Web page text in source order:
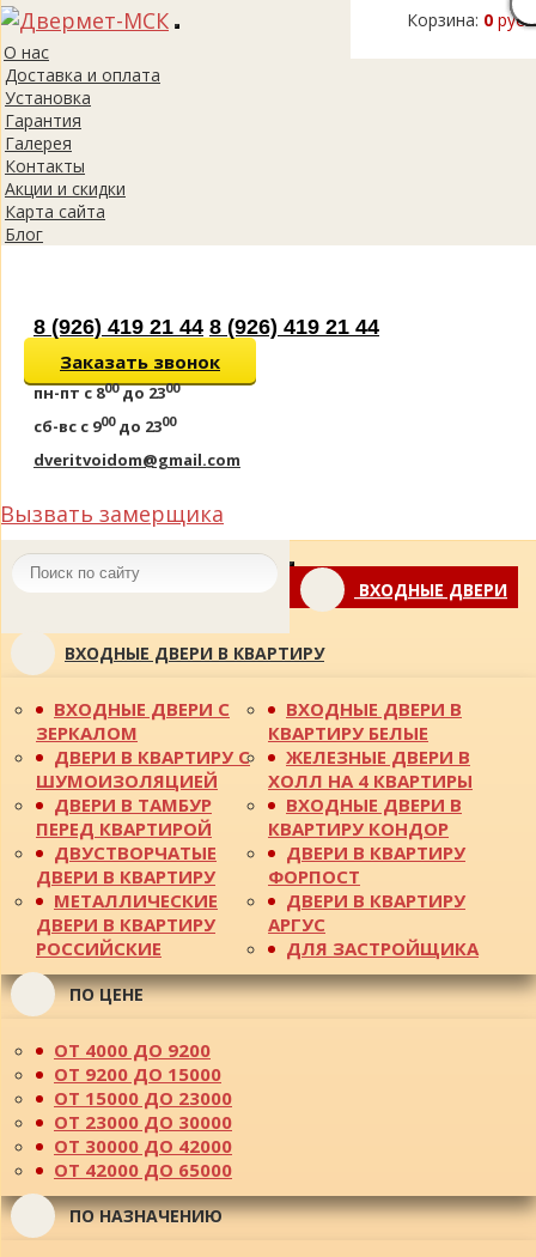
Корзина: 0 руб.
Toggle
О нас
Доставка и оплата
Установка
Гарантия
Галерея
Контакты
Акции и скидки
Карта сайта
Блог
8 (926) 419 21 44 8 (926) 419 21 44
Заказать звонок
пн-пт с 800до 2300
сб-вс с 900до 2300
dveritvoidom@gmail.com
Вызвать замерщика
Toggle
navigationВХОДНЫЕ ДВЕРИ
ВХОДНЫЕ ДВЕРИ В КВАРТИРУ
ВХОДНЫЕ ДВЕРИ С
ЗЕРКАЛОМ
ДВЕРИ В КВАРТИРУ С
ШУМОИЗОЛЯЦИЕЙ
ДВЕРИ В ТАМБУР
ПЕРЕД КВАРТИРОЙ
ДВУСТВОРЧАТЫЕ
ДВЕРИ В КВАРТИРУ
МЕТАЛЛИЧЕСКИЕ
ДВЕРИ В КВАРТИРУ
РОССИЙСКИЕ
ВХОДНЫЕ ДВЕРИ В
КВАРТИРУ БЕЛЫЕ
ЖЕЛЕЗНЫЕ ДВЕРИ В
ХОЛЛ НА 4 КВАРТИРЫ
ВХОДНЫЕ ДВЕРИ В
КВАРТИРУ КОНДОР
ДВЕРИ В КВАРТИРУ
ФОРПОСТ
ДВЕРИ В КВАРТИРУ
АРГУС
ДЛЯ ЗАСТРОЙЩИКА
ПО ЦЕНЕ
ОТ 4000 ДО 9200
ОТ 9200 ДО 15000
ОТ 15000 ДО 23000
ОТ 23000 ДО 30000
ОТ 30000 ДО 42000
ОТ 42000 ДО 65000
ПО НАЗНАЧЕНИЮ